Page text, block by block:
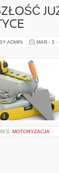
ADMIN MAR - 3 -
MOTORYZACJA